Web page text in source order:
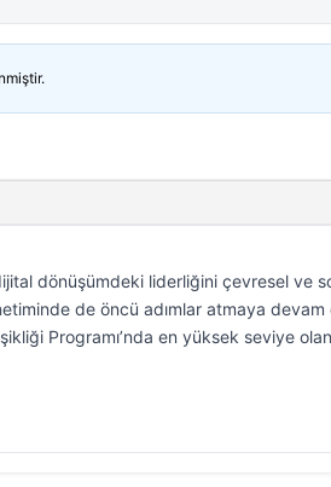
dönüşümdeki liderliğini çevresel ve
de öncü adımlar atmaya devam
Programı’nda en yüksek seviye olan